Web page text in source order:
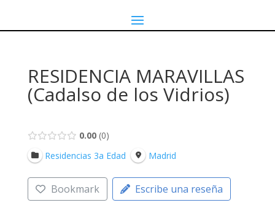
RESIDENCIA MARAVILLAS
(Cadalso de los Vidrios)
0.00 0
Residencias 3a Edad
Madrid
Bookmark Escribe una reseña